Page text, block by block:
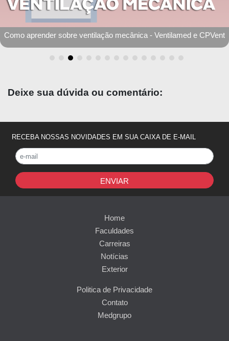
Como aprender sobre ventilação mecânica - Ventilamed e CPVent
Deixe sua dúvida ou comentário:
RECEBA NOSSAS NOVIDADES EM SUA CAIXA DE E-MAIL
ENVIAR
Home
Faculdades
Carreiras
Notícias
Exterior
Politica de Privacidade
Contato
Medgrupo